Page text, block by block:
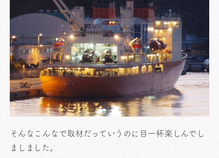
そんなこんなで取材だっていうのに目一杯楽しんでし
ましました。